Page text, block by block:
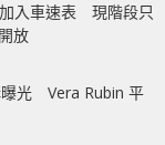
入車速表 現階段只
放
曝光 Vera Rubin 平